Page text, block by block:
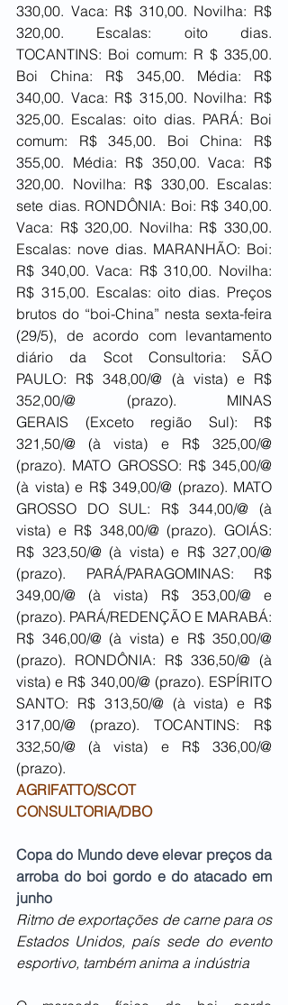
330,00. Vaca: R$ 310,00. Novilha: R$
320,00. Escalas: oito dias.
TOCANTINS: Boi comum: R $ 335,00.
Boi China: R$ 345,00. Média: R$
340,00. Vaca: R$ 315,00. Novilha: R$
325,00. Escalas: oito dias. PARÁ: Boi
comum: R$ 345,00. Boi China: R$
355,00. Média: R$ 350,00. Vaca: R$
320,00. Novilha: R$ 330,00. Escalas:
sete dias. RONDÔNIA: Boi: R$ 340,00.
Vaca: R$ 320,00. Novilha: R$ 330,00.
Escalas: nove dias. MARANHÃO: Boi:
R$ 340,00. Vaca: R$ 310,00. Novilha:
R$ 315,00. Escalas: oito dias. Preços
brutos do “boi-China” nesta sexta-feira
(29/5), de acordo com levantamento
diário da Scot Consultoria: SÃO
PAULO: R$ 348,00/@ (à vista) e R$
352,00/@ (prazo). MINAS
GERAIS (Exceto região Sul): R$
321,50/@ (à vista) e R$ 325,00/@
(prazo). MATO GROSSO: R$ 345,00/@
(à vista) e R$ 349,00/@ (prazo). MATO
GROSSO DO SUL: R$ 344,00/@ (à
vista) e R$ 348,00/@ (prazo). GOIÁS:
R$ 323,50/@ (à vista) e R$ 327,00/@
(prazo). PARÁ/PARAGOMINAS: R$
349,00/@ (à vista) R$ 353,00/@ e
(prazo). PARÁ/REDENÇÃO E MARABÁ:
R$ 346,00/@ (à vista) e R$ 350,00/@
(prazo). RONDÔNIA: R$ 336,50/@ (à
vista) e R$ 340,00/@ (prazo). ESPÍRITO
SANTO: R$ 313,50/@ (à vista) e R$
317,00/@ (prazo). TOCANTINS: R$
332,50/@ (à vista) e R$ 336,00/@
(prazo).
AGRIFATTO/SCOT
CONSULTORIA/DBO
Copa do Mundo deve elevar preços da
arroba do boi gordo e do atacado em
junho
Ritmo de exportações de carne para os
Estados Unidos, país sede do evento
esportivo, também anima a indústria